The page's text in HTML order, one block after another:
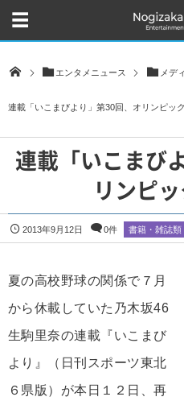
エンタメニュース メデ
連載「いこまびより」第30回、オリンピッ
連載「いこまび
リンピ
2013年9月12日 0件 書籍・雑誌類
夏の高校野球の関係で７月
から休載していた乃木坂46
生駒里奈の連載『いこまび
より』（日刊スポーツ東北
６県版）が本日１２日、再